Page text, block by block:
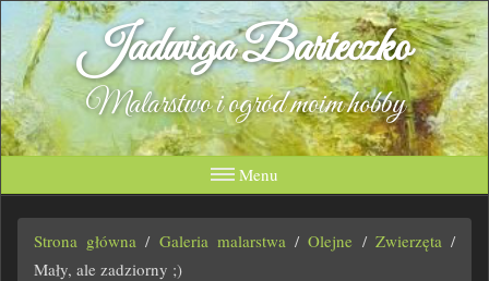
Jadwiga Barteczko
Malarstwo i ogród moim hobby
Menu
Strona główna / Galeria malarstwa /Olejne / Zwierzęta /
Mały, ale zadziorny ;)